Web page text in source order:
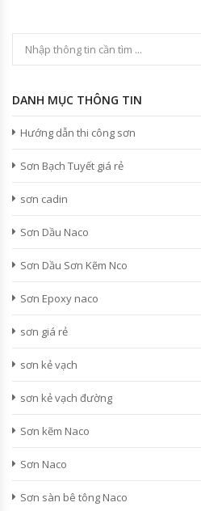
DANH MỤC THÔNG TIN
Hướng dẫn thi công sơn
Sơn Bạch Tuyết giá rẻ
sơn cadin
Sơn Dầu Naco
Sơn Dầu Sơn Kẽm Nco
Sơn Epoxy naco
sơn giá rẻ
sơn kẻ vạch
sơn kẻ vạch đường
Sơn kẽm Naco
Sơn Naco
Sơn sàn bê tông Naco